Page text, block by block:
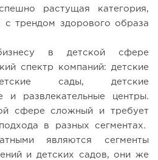
растущая категория,
с трендом здорового образа
в детской сфере
спектр компаний: детские
сады, детские
и развлекательные центры.
сфере сложный и требует
в разных сегментах.
являются сегменты
и детских садов, они же